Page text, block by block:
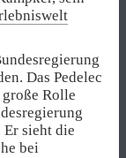
Das Pedelec
Rolle
Er sieht die
bei